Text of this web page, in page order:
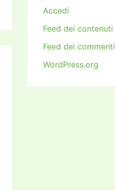
Accedi
Feed dei contenuti
Feed dei commenti
WordPress.org